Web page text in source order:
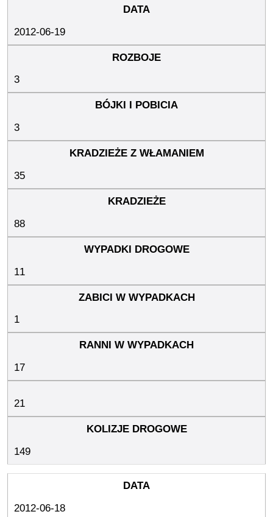
2012-06-19
3
3
35
88
11
1
17
21
149
2012-06-18